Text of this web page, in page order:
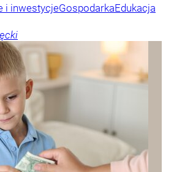
i inwestycjeGospodarkaEdukacja